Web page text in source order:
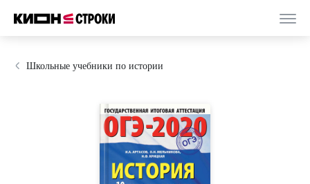
Школьные учебники по истории